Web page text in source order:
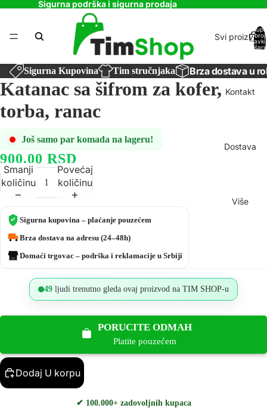
Sigurna podrška i sigurna prodaja
Svi proizvodi
Kontakt
Dostava
Više
broj
stavki
Sigurna Kupovina Tim stručnjaka Brza dostava u
Katanac sa šifrom za kofer,
torba, ranac
Još samo par komada na lageru!
900.00 RSD
Smanji
količinu
Povećaj
količinu
Sigurna kupovina – plaćanje pouzećem
Brza dostava na adresu (24–48h)
Domaći trgovac – podrška i reklamacije u Srbiji
49 ljudi trenutno gleda ovaj proizvod na TIM SHOP-u
PORUCITE ODMAH
Platite pouzećem
Dodaj U korpu
✔ 100.000+ zadovoljnih kupaca